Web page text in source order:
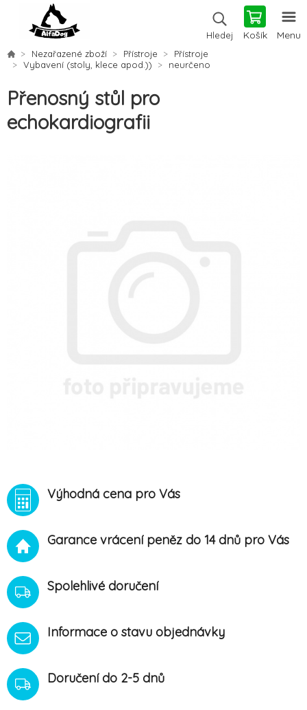
Hledej Košík Menu
Nezařazené zboží Přístroje
Přístroje
Vybavení (stoly, klece apod.))
neurčeno
Přenosný stůl pro
echokardiografii
Výhodná cena pro Vás
Garance vrácení peněz do 14 dnů pro Vás
Spolehlivé doručení
Informace o stavu objednávky
Doručení do 2-5 dnů